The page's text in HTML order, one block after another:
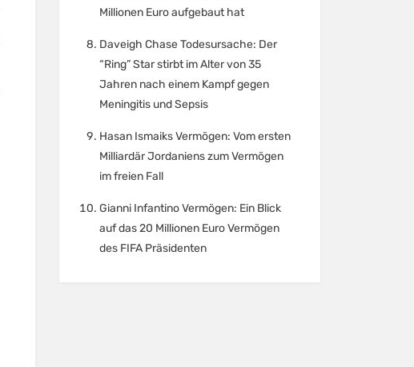
Millionen Euro aufgebaut hat
Daveigh Chase Todesursache: Der
“Ring” Star stirbt im Alter von 35
Jahren nach einem Kampf gegen
Meningitis und Sepsis
Hasan Ismaiks Vermögen: Vom ersten
Milliardär Jordaniens zum Vermögen
im freien Fall
Gianni Infantino Vermögen: Ein Blick
auf das 20 Millionen Euro Vermögen
des FIFA Präsidenten